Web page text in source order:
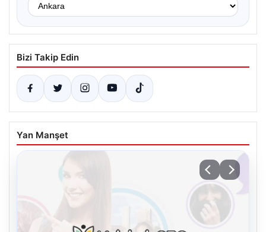
Bizi Takip Edin
Yan Manşet